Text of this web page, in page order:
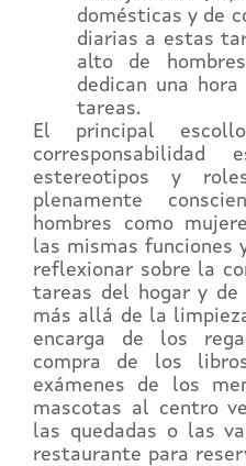
domésticas y de
diarias a estas
alto de
dedican una
tareas.
El principal
estereotipos y
plenamente
hombres como
las mismas funciones
reflexionar sobre la
tareas del hogar y de
más allá de la
encarga de los
compra de los
exámenes de los
mascotas al centro
las quedadas o las
restaurante para